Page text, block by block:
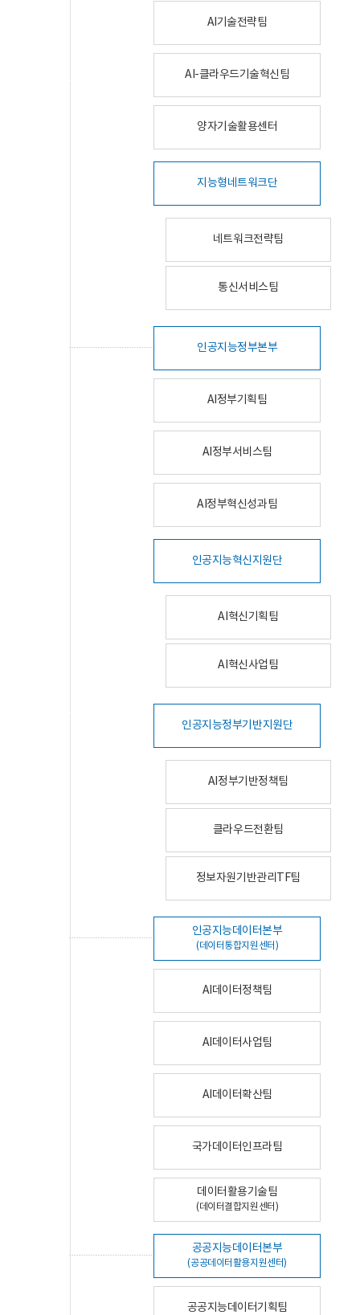
AI기술전략팀
AI-클라우드기술혁신팀
양자기술활용센터
지능형네트워크단
네트워크전략팀
통신서비스팀
인공지능정부본부
AI정부기획팀
AI정부서비스팀
AI정부혁신성과팀
인공지능혁신지원단
AI혁신기획팀
AI혁신사업팀
인공지능정부기반지원단
AI정부기반정책팀
클라우드전환팀
정보자원기반관리TF팀
인공지능데이터본부
(데이터통합지원센터)
AI데이터정책팀
AI데이터사업팀
AI데이터확산팀
국가데이터인프라팀
데이터활용기술팀
(데이터결합지원센터)
공공지능데이터본부
(공공데이터활용지원센터)
공공지능데이터기획팀